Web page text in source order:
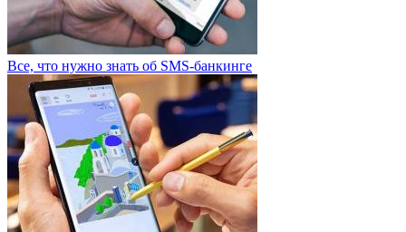
Все, что нужно знать об SMS-банкинге